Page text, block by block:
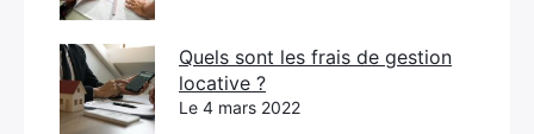
Quels sont les frais de gestion
locative ?
Le 4 mars 2022